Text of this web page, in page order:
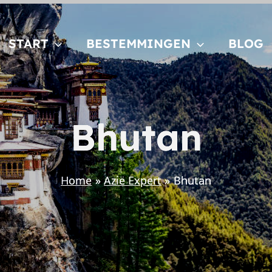
START BESTEMMINGEN BLOG
Bhutan
Home Azië Expert Bhutan